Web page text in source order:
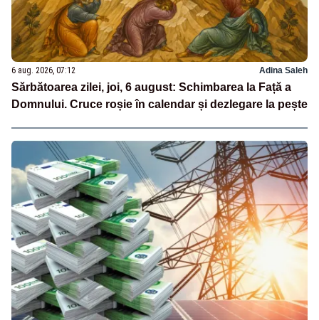
6 aug. 2026, 07:12 Adina Saleh
Sărbătoarea zilei, joi, 6 august: Schimbarea la Față a
Domnului. Cruce roșie în calendar și dezlegare la pește